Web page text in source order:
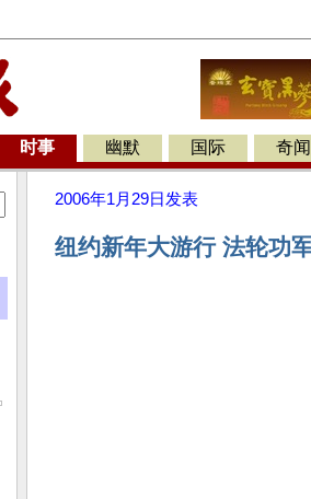
时事 幽默 国际 奇闻
2006年1月29日 发表
纽约新年大游行 法轮功